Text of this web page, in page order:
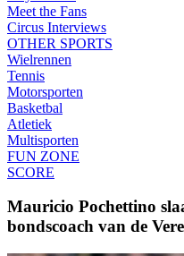
Meet the Fans
Circus Interviews
OTHER SPORTS
Wielrennen
Tennis
Motorsporten
Basketbal
Atletiek
Multisporten
FUN ZONE
SCORE
Mauricio Pochettino
bondscoach van de